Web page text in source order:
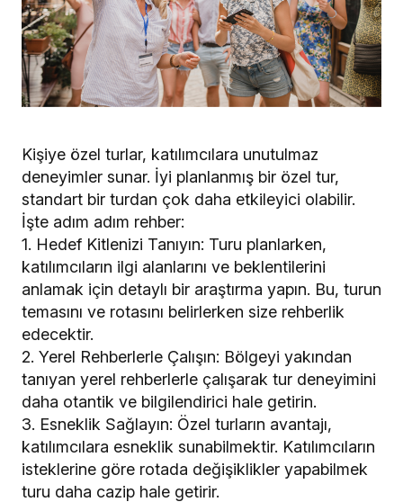
Kişiye özel turlar, katılımcılara unutulmaz
deneyimler sunar. İyi planlanmış bir özel tur,
standart bir turdan çok daha etkileyici olabilir.
İşte adım adım rehber:
1. Hedef Kitlenizi Tanıyın: Turu planlarken,
katılımcıların ilgi alanlarını ve beklentilerini
anlamak için detaylı bir araştırma yapın. Bu, turun
temasını ve rotasını belirlerken size rehberlik
edecektir.
2. Yerel Rehberlerle Çalışın: Bölgeyi yakından
tanıyan yerel rehberlerle çalışarak tur deneyimini
daha otantik ve bilgilendirici hale getirin.
3. Esneklik Sağlayın: Özel turların avantajı,
katılımcılara esneklik sunabilmektir. Katılımcıların
isteklerine göre rotada değişiklikler yapabilmek
turu daha cazip hale getirir.